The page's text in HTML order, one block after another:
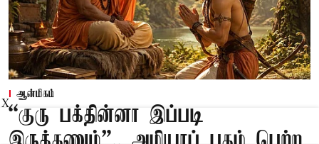
ஆன்மிகம்
“குரு பக்தின்னா இப்படி
X